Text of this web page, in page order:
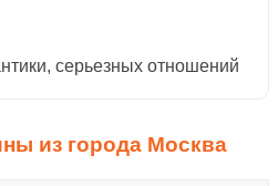
cерьезных отношений
из города Москва